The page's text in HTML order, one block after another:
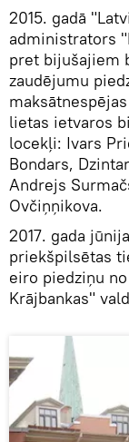
2015. gadā
administrators
pret bijušajiem
zaudējumu
lietas ietvaros
locekļi: Ivars
Bondars,
Andrejs
Ovčiņņikova.
2017. gada
priekšpilsētas
eiro piedziņu
Krājbankas"